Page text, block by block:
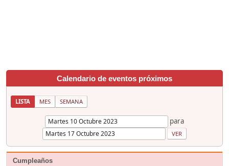
Calendario de eventos próximos
LISTA MES SEMANA
para
Cumpleaños